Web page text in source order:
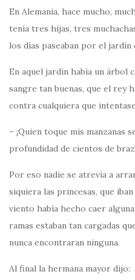
En Alemania, hace mucho,
tenía tres hijas, tres
los días paseaban por el jardín
En aquel jardín había un árbol
sangre tan buenas, que el rey
contra cualquiera que
– ¡Quien toque mis manzanas
profundidad de cientos de
Por eso nadie se atrevía a
siquiera las princesas, que
viento había hecho caer
ramas estaban tan cargadas
nunca encontraran ninguna.
Al final la hermana mayor dijo: